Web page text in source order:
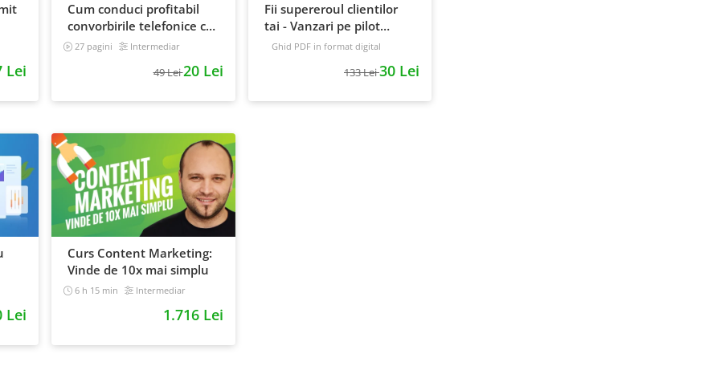
Lei
Cum conduci profitabil
convorbirile telefonice cu
clientii
27 pagini Intermediar
49 Lei20 Lei
Fii supereroul clientilor
tai - Vanzari pe pilot
automat
Ghid PDF in format digital
133 Lei30 Lei
Lei
Curs Content Marketing:
Vinde de 10x mai simplu
6 h 15 min Intermediar
1.716 Lei